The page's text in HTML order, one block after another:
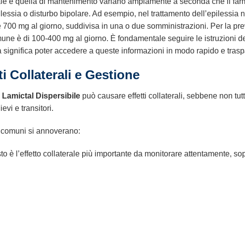
o disturbo bipolare. Ad esempio, nel trattamento dell’epilessia
700 mg al giorno, suddivisa in una o due somministrazioni. Per la
è di 100-400 mg al giorno. È fondamentale seguire le istruzioni
poter accedere a queste informazioni in modo rapido e
Collaterali e Gestione
Lamictal Dispersibile può causare effetti collaterali, sebbene non
e transitori.
si annoverano:
è l’effetto collaterale più importante da monitorare attentamente,